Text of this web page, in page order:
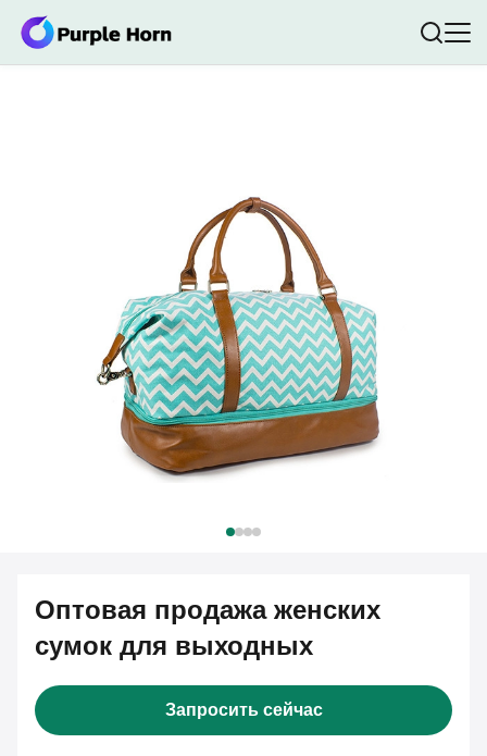
Оптовая продажа женских
сумок для выходных
Запросить сейчас